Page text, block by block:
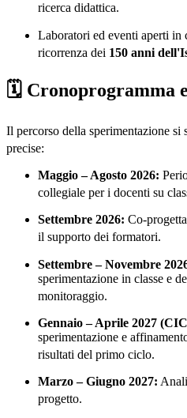
ricerca didattica.
Laboratori ed eventi aperti in
ricorrenza dei 150 anni
🗓️ Cronoprogramma
Il percorso della sperimentazione si
precise:
Maggio – Agosto 2026:
collegiale per i docenti su
Settembre 2026: Co-
il supporto dei formatori.
Settembre – Novembre
sperimentazione in classe e
monitoraggio.
Gennaio – Aprile 2027
sperimentazione e
risultati del primo ciclo.
Marzo – Giugno 2027:
progetto.